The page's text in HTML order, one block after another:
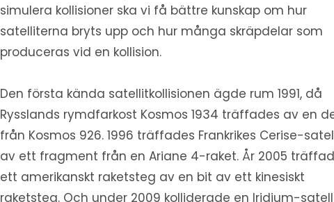
simulera kollisioner ska vi få bättre kunskap om hur
satelliterna bryts upp och hur många skräpdelar som
produceras vid en kollision.
Den första kända satellitkollisionen ägde rum 1991, då
Rysslands rymdfarkost Kosmos 1934 träffades av en
från Kosmos 926. 1996 träffades Frankrikes Cerise-
av ett fragment från en Ariane 4-raket. År 2005
ett amerikanskt raketsteg av en bit av ett kinesiskt
raketsteg. Och under 2009 kolliderade en Iridium-